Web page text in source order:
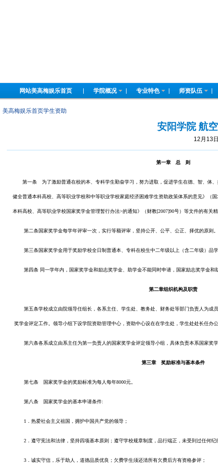
网站美高梅娱乐首页 学院概况 专业特色 师资队伍
美高梅娱乐首页学生资助
安阳学院 航
12月13
第一章 总 则
第一条 为了激励普通在校的本、专科学生勤奋学习，努力进取，促进学生在德、智、体
健全普通本科高校、高等职业学校和中等职业学校家庭经济困难学生资助政策体系的意见》（
本科高校、高等职业学校国家奖学金管理暂行办法>的通知》（财教[2007]90号）等文件的有关
第二条国家奖学金每学年评审一次，实行等额评审，坚持公开、公平、公正、择优的原则。
第三条国家奖学金用于奖励学校全日制普通本、专科在校生中二年级以上（含二年级）品
第四条 同一学年内，国家奖学金和励志奖学金、助学金不能同时申请，国家励志奖学金和
第二章组织机构及职责
第五条学校成立由院领导任组长，各系主任、学生处、教务处、财务处等部门负责人为成
奖学金评定工作。领导小组下设学院资助管理中心，资助中心设在在学生处，学生处处长任办
第六条各系成立由系主任为第一负责人的国家奖学金评定领导小组，具体负责本系国家奖
第三章 奖励标准与基本条件
第七条 国家奖学金的奖励标准为每人每年8000元。
第八条 国家奖学金的基本申请条件:
1．热爱社会主义祖国，拥护中国共产党的领导；
2．遵守宪法和法律，坚持四项基本原则；遵守学校规章制度，品行端正，未受到过任何纪
3．诚实守信，乐于助人，道德品质优良；欠费学生须还清所有欠费后方有资格参评；